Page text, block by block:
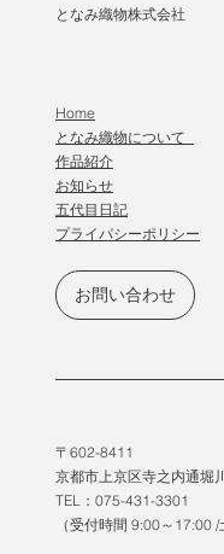
となみ織物株式会社
お問い合わせ
〒602-8411
京都市上京区寺之内通堀
TEL：075-431-3301
（受付時間 9:00～17:00 /
Home
となみ織物について
作品紹介
​お知らせ
五代目日記
プライバシーポリシー